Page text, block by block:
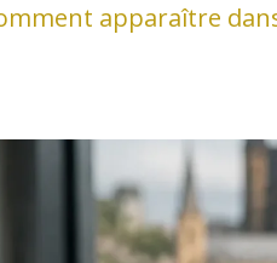
apparaître